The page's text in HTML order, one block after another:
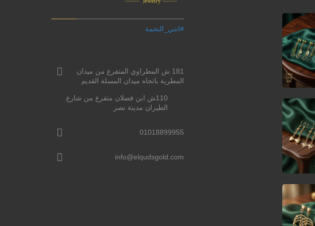
#انتي_النجمة
181 ش المطراوي المتفرع من ميدان
المطرية باتجاه ميدان المسلة القديم
110ش ابن فضلان متفرع من شارع
الطيران مدينة نصر
01018899955
info@elqudsgold.com